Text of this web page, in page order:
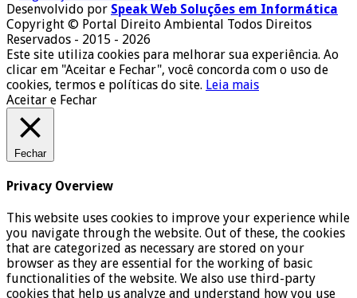
Desenvolvido por Speak Web Soluções em Informática
Copyright © Portal Direito Ambiental Todos Direitos
Reservados - 2015 - 2026
Este site utiliza cookies para melhorar sua experiência. Ao
clicar em "Aceitar e Fechar", você concorda com o uso de
cookies, termos e políticas do site. Leia mais
Aceitar e Fechar
Fechar
Privacy Overview
This website uses cookies to improve your experience while
you navigate through the website. Out of these, the cookies
that are categorized as necessary are stored on your
browser as they are essential for the working of basic
functionalities of the website. We also use third-party
cookies that help us analyze and understand how you use